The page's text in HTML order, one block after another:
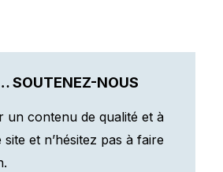
SOUTENEZ-NOUS
un contenu de qualité et à
et n’hésitez pas à faire